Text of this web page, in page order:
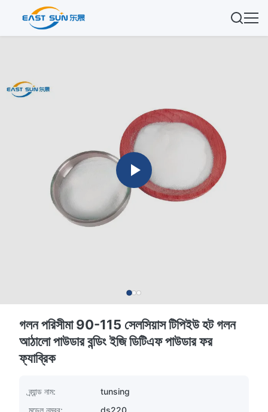
গলন পরিসীমা 90-115 সেলসিয়াস টিপিইউ হট গলন
আঠালো পাউডার বন্ডিং ইজি ডিটিএফ পাউডার ফর
ফ্যাব্রিক
ব্র্যান্ড নাম:
tunsing
মডেল নম্বর:
ds220